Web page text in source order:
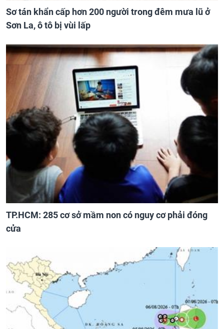
Sơ tán khẩn cấp hơn 200 người trong đêm mưa lũ ở
Sơn La, ô tô bị vùi lấp
TP.HCM: 285 cơ sở mầm non có nguy cơ phải đóng
cửa